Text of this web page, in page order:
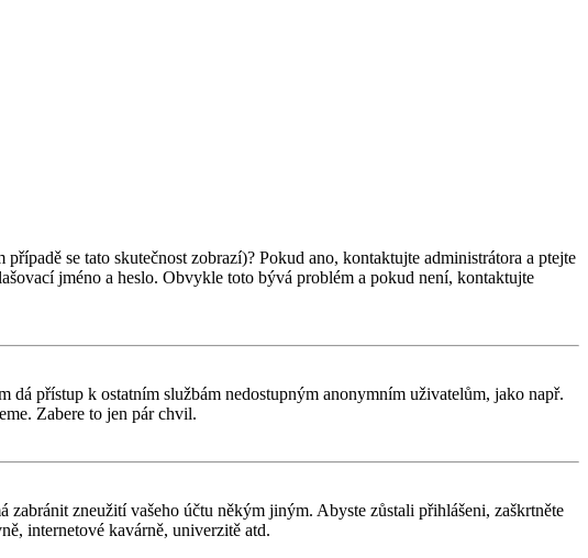
se tato skutečnost zobrazí)? Pokud ano, kontaktujte administrátora a ptejte
jméno a heslo. Obvykle toto bývá problém a pokud není, kontaktujte
dá přístup k ostatním službám nedostupným anonymním uživatelům, jako např.
Zabere to jen pár chvil.
zabránit zneužití vašeho účtu někým jiným. Abyste zůstali přihlášeni, zaškrtněte
internetové kavárně, univerzitě atd.